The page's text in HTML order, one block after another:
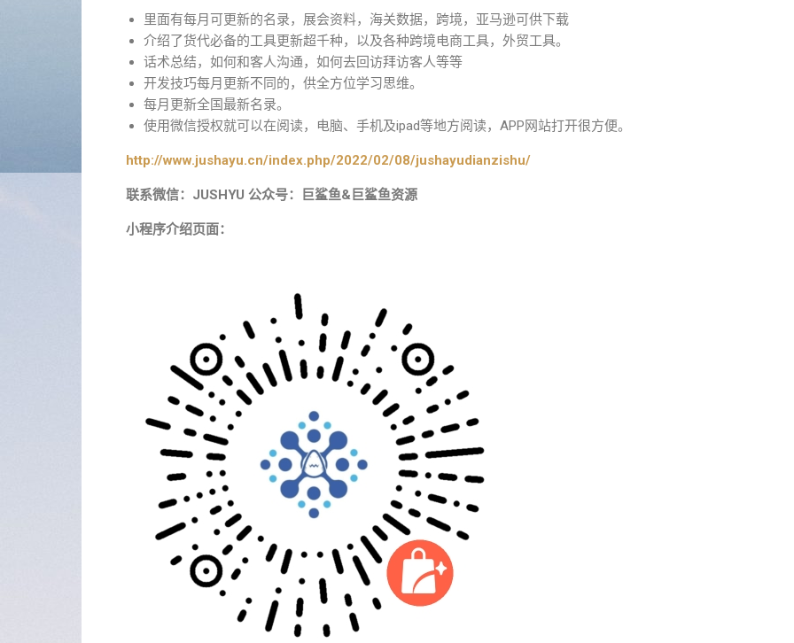
里面有每月可更新的名录，展会资料，海关数据，跨境，亚马逊可供下载
介绍了货代必备的工具更新超千种，以及各种跨境电商工具，外贸工具。
话术总结，如何和客人沟通，如何去回访拜访客人等等
开发技巧每月更新不同的，供全方位学习思维。
每月更新全国最新名录。
使用微信授权就可以在阅读，电脑、手机及ipad等地方阅读，APP网站打开很方便。
http://www.jushayu.cn/index.php/2022/02/08/jushayudianzishu/
联系微信：JUSHYU 公众号：巨鲨鱼&巨鲨鱼资源
小程序介绍页面：